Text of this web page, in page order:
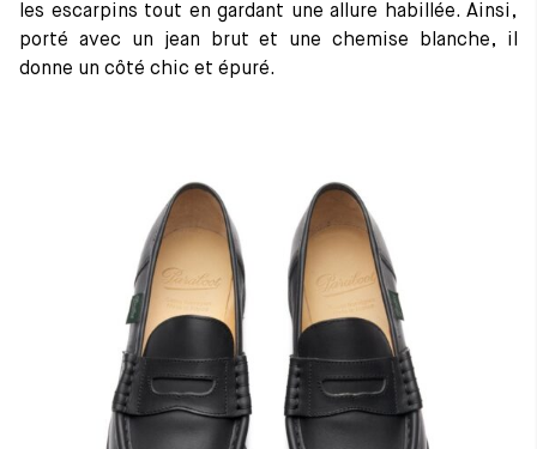
les escarpins tout en gardant une allure habillée. Ainsi,
porté avec un jean brut et une chemise blanche, il
donne un côté chic et épuré.